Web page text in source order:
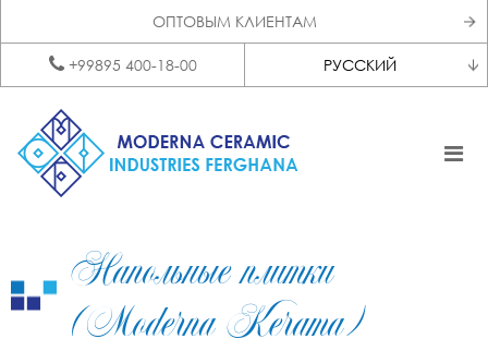
ОПТОВЫМ КЛИЕНТАМ
+99895 400-18-00 РУССКИЙ
Напольные плитки
(Moderna Kerama)